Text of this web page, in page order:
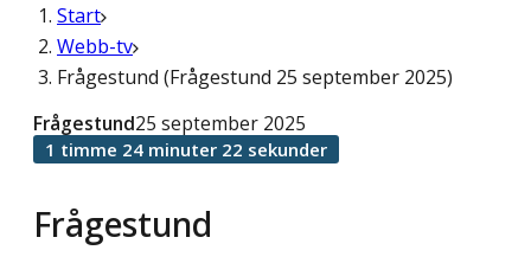
Start
Webb-tv
Frågestund (Frågestund 25 september 2025)
Frågestund
Frågestund25 september 2025
1 timme 24 minuter 22 sekunder